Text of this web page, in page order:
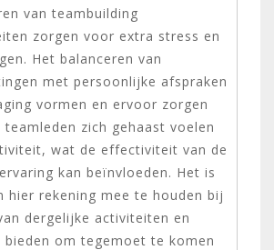
van teambuilding
zorgen voor extra stress en
Het balanceren van
met persoonlijke afspraken
vormen en ervoor zorgen
zich gehaast voelen
wat de effectiviteit van de
kan beïnvloeden. Het is
hier rekening mee te houden bij
dergelijke activiteiten en
om tegemoet te komen